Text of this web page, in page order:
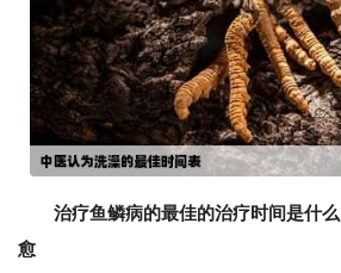
治疗鱼鳞病的最佳的治疗时间是什
愈